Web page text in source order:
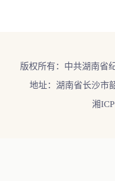
版权所有：中共湖南省
地址：湖南省长沙市
湘